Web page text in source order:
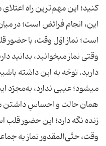
کنید؛ این مهم‌ترین راه
این، انجام فرائض است؛ در
است؛ نماز اوّل وقت، با
وقتی نماز میخوانید، بدانید
دارید. توجّه به این داشته
میشود؛ عیبی ندارد، به‌مجرّد
همان حالت و احساسِ داشتن
زنده نگه دارد؛ این حضور قلب
وقت، حتّی‌المقدور نماز به